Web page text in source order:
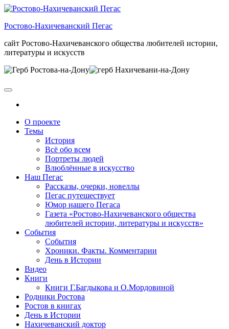
Skip
the
Ростово-Нахичеванский Пегас
сайт Ростово-Нахичеванского общества любителей истории,
литературы и искусств
О проекте
Темы
История
Всё обо всем
Портреты людей
Влюблённые в искусство
Наш Пегас
Рассказы, очерки, новеллы
Пегас путешествует
Юмор нашего Пегаса
Газета «Ростово-Нахичеванского общества
любителей истории, литературы и искусств»
События
События
Хроники. Факты. Комментарии
День в Истории
Видео
Книги
Книги Г.Багдыкова и О.Мордовиной
Родники Ростова
Ростов в книгах
День в Истории
Нахичеванский доктор